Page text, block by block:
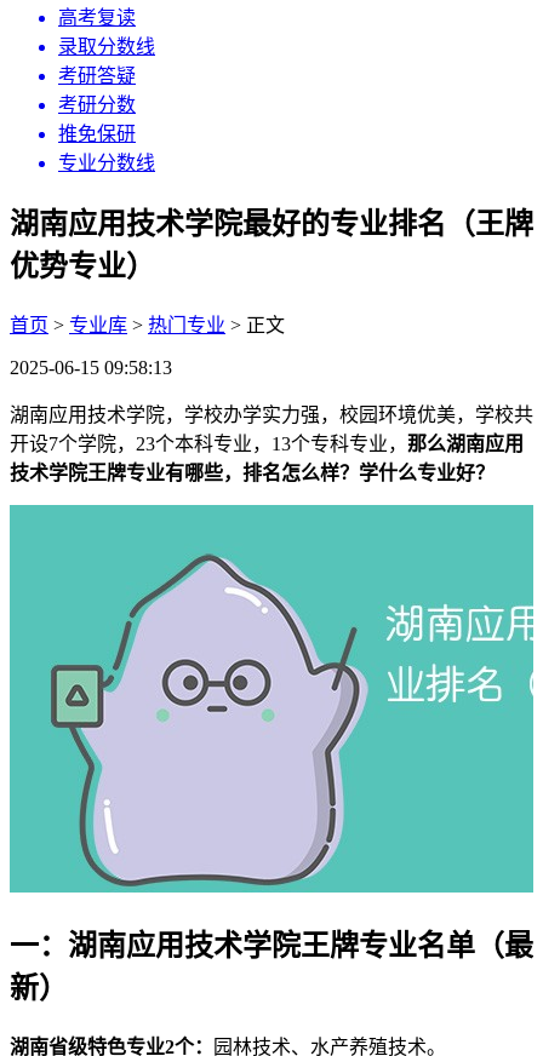
高考复读
录取分数线
考研答疑
考研分数
推免保研
专业分数线
湖南应用技术学院最好的专业排名（王牌
优势专业）
首页 > 专业库 > 热门专业 > 正文
2025-06-15 09:58:13
湖南应用技术学院，学校办学实力强，校园环境优美，学校共
开设7个学院，23个本科专业，13个专科专业， 那么湖南应用
技术学院王牌专业有哪些，排名怎么样？学什么专业好？
一：湖南应用技术学院王牌专业名单（最
新）
湖南省级特色专业2个： 园林技术、水产养殖技术。